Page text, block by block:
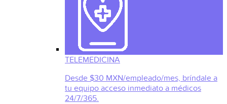
TELEMEDICINA
Desde $30 MXN/empleado/mes, bríndale a
tu equipo acceso inmediato a médicos
24/7/365.